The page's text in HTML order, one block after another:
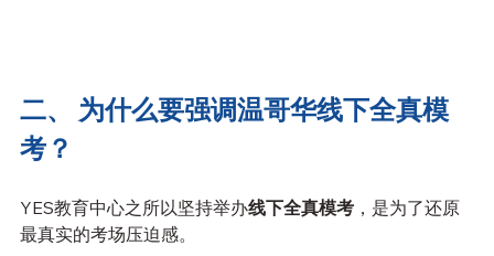
二、 为什么要强调温哥华线下全真模
考？
YES教育中心之所以坚持举办线下全真模考 ，是为了还原
最真实的考场压迫感。